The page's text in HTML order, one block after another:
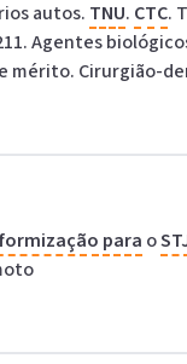
autos. TNU. CTC.
Agentes
mérito. Cirurgião-
para o